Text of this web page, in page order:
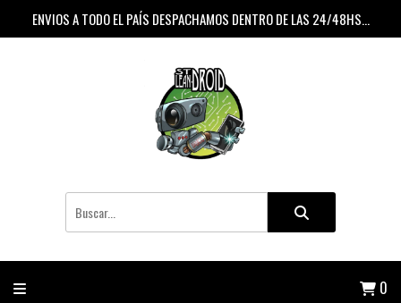
ENVIOS A TODO EL PAÍS DESPACHAMOS DENTRO DE LAS 24/48HS...
0